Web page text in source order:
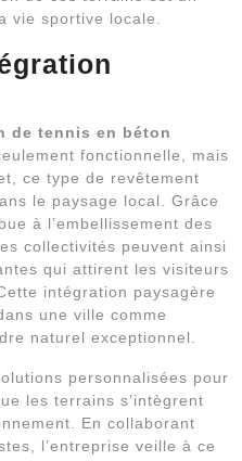
vie sportive locale.
de tennis en béton
fonctionnelle, mais
ce type de revêtement
le paysage local. Grâce
à l’embellissement des
collectivités peuvent ainsi
qui attirent les visiteurs
intégration paysagère
une ville comme
naturel exceptionnel.
personnalisées pour
les terrains s’intègrent
En collaborant
l’entreprise veille à ce